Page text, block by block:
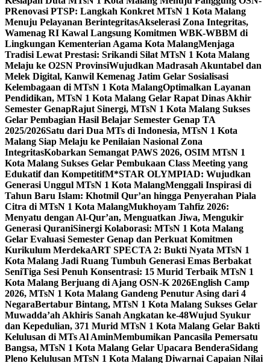
PRenovasi PTSP: Langkah Konkret MTsN 1 Kota Malang
Menuju Pelayanan BerintegritasAkselerasi Zona Integritas,
Wamenag RI Kawal Langsung Komitmen WBK-WBBM di
Lingkungan Kementerian Agama Kota MalangMenjaga
Tradisi Lewat Prestasi: Srikandi Silat MTsN 1 Kota Malang
Melaju ke O2SN ProvinsiWujudkan Madrasah Akuntabel dan
Melek Digital, Kanwil Kemenag Jatim Gelar Sosialisasi
Kelembagaan di MTsN 1 Kota MalangOptimalkan Layanan
Pendidikan, MTsN 1 Kota Malang Gelar Rapat Dinas Akhir
Semester GenapRajut Sinergi, MTsN 1 Kota Malang Sukses
Gelar Pembagian Hasil Belajar Semester Genap TA
2025/2026Satu dari Dua MTs di Indonesia, MTsN 1 Kota
Malang Siap Melaju ke Penilaian Nasional Zona
IntegritasKobarkan Semangat PAWS 2026, OSIM MTsN 1
Kota Malang Sukses Gelar Pembukaan Class Meeting yang
Edukatif dan KompetitifM*STAR OLYMPIAD: Wujudkan
Generasi Unggul MTsN 1 Kota MalangMenggali Inspirasi di
Tahun Baru Islam: Khotmil Qur’an hingga Penyerahan Piala
Citra di MTsN 1 Kota MalangMukhoyam Tahfiz 2026:
Menyatu dengan Al-Qur’an, Menguatkan Jiwa, Mengukir
Generasi QuraniSinergi Kolaborasi: MTsN 1 Kota Malang
Gelar Evaluasi Semester Genap dan Perkuat Komitmen
Kurikulum MerdekaART SPECTA 2: Bukti Nyata MTsN 1
Kota Malang Jadi Ruang Tumbuh Generasi Emas Berbakat
SeniTiga Sesi Penuh Konsentrasi: 15 Murid Terbaik MTsN 1
Kota Malang Berjuang di Ajang OSN-K 2026English Camp
2026, MTsN 1 Kota Malang Gandeng Penutur Asing dari 4
NegaraBertabur Bintang, MTsN 1 Kota Malang Sukses Gelar
Muwadda’ah Akhiris Sanah Angkatan ke-48Wujud Syukur
dan Kepedulian, 371 Murid MTsN 1 Kota Malang Gelar Bakti
Kelulusan di MTs Al AminMembumikan Pancasila Pemersatu
Bangsa, MTsN 1 Kota Malang Gelar Upacara BenderaSidang
Pleno Kelulusan MTsN 1 Kota Malang Diwarnai Capaian Nilai